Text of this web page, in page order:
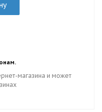
магазина и может